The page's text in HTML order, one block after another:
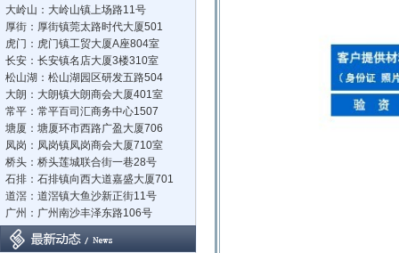
大岭山：大岭山镇上场路11号
厚街：厚街镇莞太路时代大厦501
虎门：虎门镇工贸大厦A座804室
长安：长安镇名店大厦3楼310室
松山湖：松山湖园区研发五路504
大朗：大朗镇大朗商会大厦401室
常平：常平百司汇商务中心1507
塘厦：塘厦环市西路广盈大厦706
凤岗：凤岗镇凤岗商会大厦710室
桥头：桥头莲城联合街一巷28号
石排：石排镇向西大道嘉盛大厦701
道滘：道滘镇大鱼沙新正街11号
广州：广州南沙丰泽东路106号